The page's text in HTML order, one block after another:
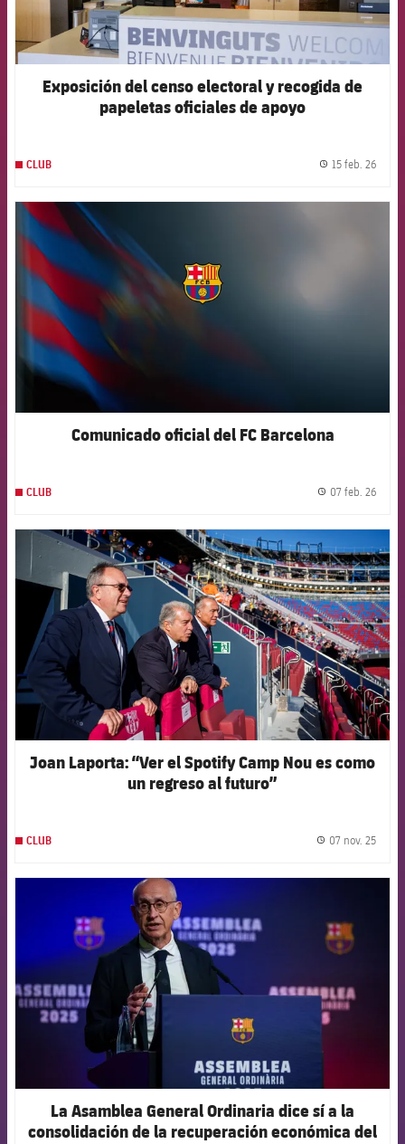
Exposición del censo electoral y recogida de
papeletas oficiales de apoyo
CLUB 15 feb. 26
Comunicado oficial del FC Barcelona
CLUB 07 feb. 26
FCB Barcelona badge
Joan Laporta: “Ver el Spotify Camp Nou es como
un regreso al futuro”
CLUB 07 nov. 25
La Asamblea General Ordinaria dice sí a la
consolidación de la recuperación económica del